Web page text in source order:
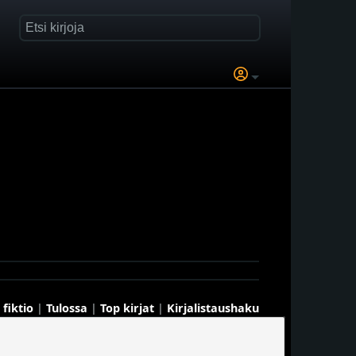
fiktio | Tulossa | Top kirjat | Kirjalistaushaku